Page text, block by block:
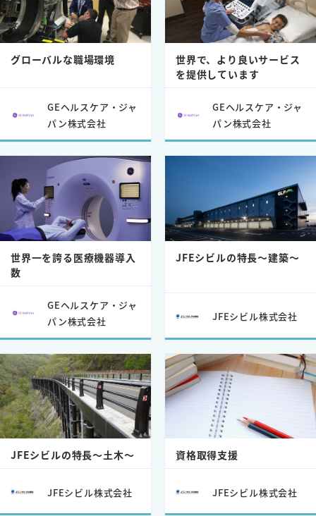
グローバルな職場環境
GEヘルスケア・ジャ
パン株式会社
世界で、より良いサービス
を提供しています
GEヘルスケア・ジャ
パン株式会社
世界一を誇る医療機器導入
数
GEヘルスケア・ジャ
パン株式会社
JFEシビルの特長～建築～
JFEシビル株式会社
JFEシビルの特長～土木～
JFEシビル株式会社
資格取得支援
JFEシビル株式会社